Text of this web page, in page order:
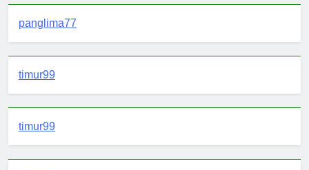
panglima77
timur99
timur99